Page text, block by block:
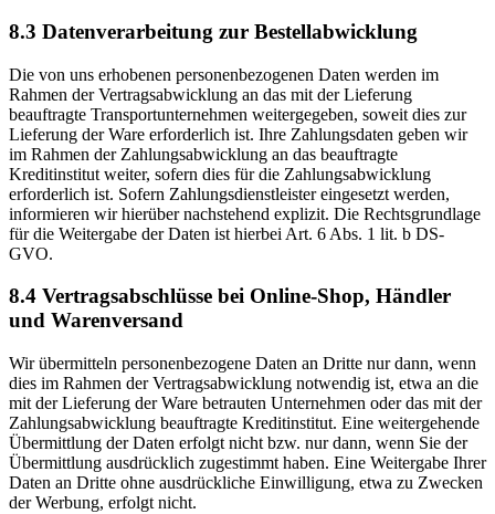
8.3 Datenverarbeitung zur Bestellabwicklung
Die von uns erhobenen personenbezogenen Daten werden im
Rahmen der Vertragsabwicklung an das mit der Lieferung
beauftragte Transportunternehmen weitergegeben, soweit dies zur
Lieferung der Ware erforderlich ist. Ihre Zahlungsdaten geben wir
im Rahmen der Zahlungsabwicklung an das beauftragte
Kreditinstitut weiter, sofern dies für die Zahlungsabwicklung
erforderlich ist. Sofern Zahlungsdienstleister eingesetzt werden,
informieren wir hierüber nachstehend explizit. Die Rechtsgrundlage
für die Weitergabe der Daten ist hierbei Art. 6 Abs. 1 lit. b DS-
GVO.
8.4 Vertragsabschlüsse bei Online-Shop, Händler
und Warenversand
Wir übermitteln personenbezogene Daten an Dritte nur dann, wenn
dies im Rahmen der Vertragsabwicklung notwendig ist, etwa an die
mit der Lieferung der Ware betrauten Unternehmen oder das mit der
Zahlungsabwicklung beauftragte Kreditinstitut. Eine weitergehende
Übermittlung der Daten erfolgt nicht bzw. nur dann, wenn Sie der
Übermittlung ausdrücklich zugestimmt haben. Eine Weitergabe Ihrer
Daten an Dritte ohne ausdrückliche Einwilligung, etwa zu Zwecken
der Werbung, erfolgt nicht.